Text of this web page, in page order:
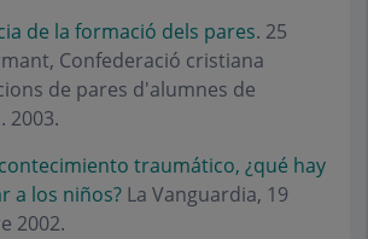
de la formació dels pares. 25
Confederació cristiana
de pares d'alumnes de
2003.
traumático, ¿qué hay
a los niños? La Vanguardia, 19
2002.